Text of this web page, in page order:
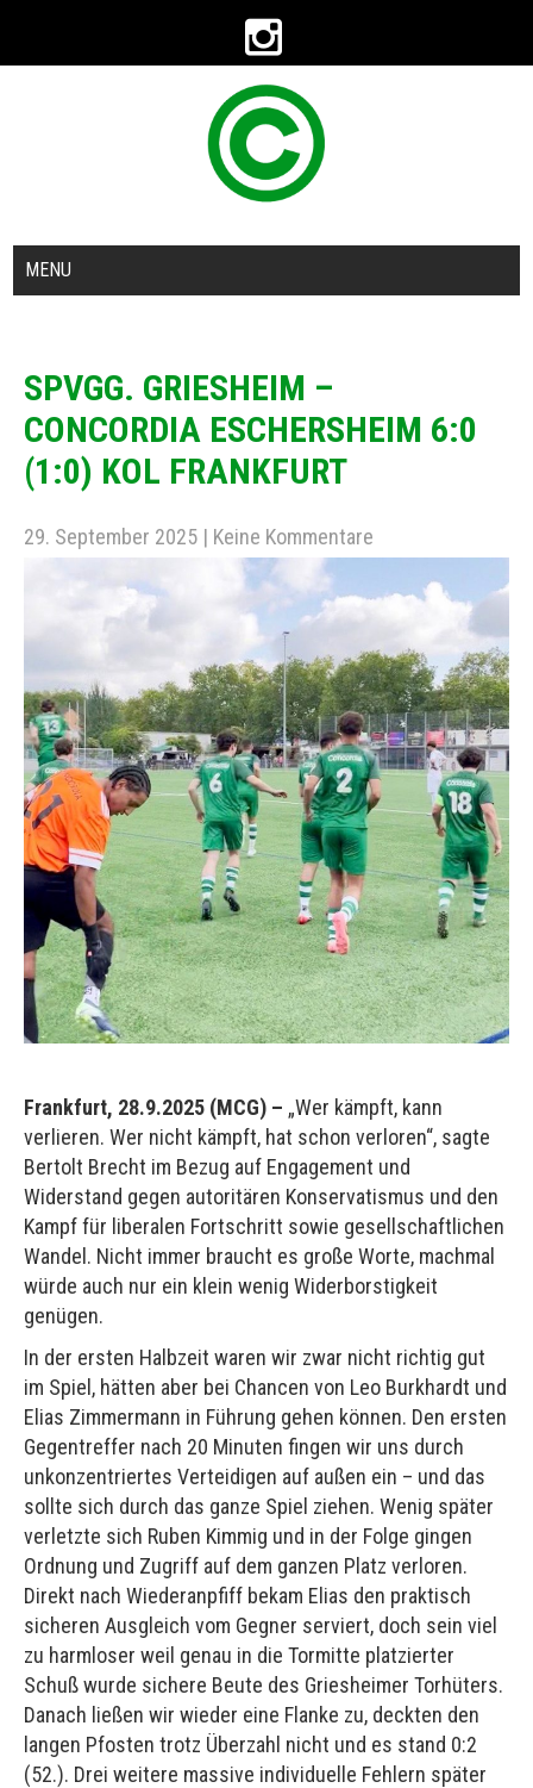
MENU
SPVGG. GRIESHEIM –
CONCORDIA ESCHERSHEIM 6:0
(1:0) KOL FRANKFURT
29. September 2025 | Keine Kommentare
Frankfurt, 28.9.2025 (MCG) – „Wer kämpft, kann
verlieren. Wer nicht kämpft, hat schon verloren“, sagte
Bertolt Brecht im Bezug auf Engagement und
Widerstand gegen autoritären Konservatismus und den
Kampf für liberalen Fortschritt sowie gesellschaftlichen
Wandel. Nicht immer braucht es große Worte, machmal
würde auch nur ein klein wenig Widerborstigkeit
genügen.
In der ersten Halbzeit waren wir zwar nicht richtig gut
im Spiel, hätten aber bei Chancen von Leo Burkhardt und
Elias Zimmermann in Führung gehen können. Den ersten
Gegentreffer nach 20 Minuten fingen wir uns durch
unkonzentriertes Verteidigen auf außen ein – und das
sollte sich durch das ganze Spiel ziehen. Wenig später
verletzte sich Ruben Kimmig und in der Folge gingen
Ordnung und Zugriff auf dem ganzen Platz verloren.
Direkt nach Wiederanpfiff bekam Elias den praktisch
sicheren Ausgleich vom Gegner serviert, doch sein viel
zu harmloser weil genau in die Tormitte platzierter
Schuß wurde sichere Beute des Griesheimer Torhüters.
Danach ließen wir wieder eine Flanke zu, deckten den
langen Pfosten trotz Überzahl nicht und es stand 0:2
(52.). Drei weitere massive individuelle Fehlern später